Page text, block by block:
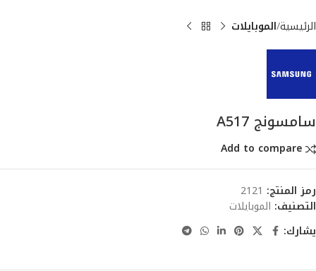
الرئيسية الموبايلات
سامسونج A517
Add to compare
رمز المنتج: 2121
التصنيف: الموبايلات
يشارك: